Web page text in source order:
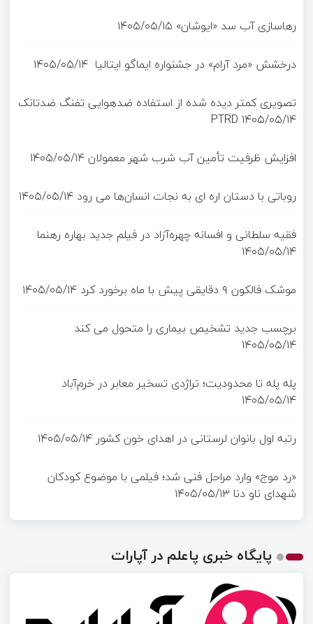
رهاسازی آب سد «ایوشان» ۱۴۰۵/۰۵/۱۵
درخشش «مرد آرام» در جشنواره ایماگو ایتالیا ۱۴۰۵/۰۵/۱۴
تصویری کمتر دیده شده از استفاده ضدهوایی تفنگ ضدتانک
PTRD ۱۴۰۵/۰۵/۱۴
افزایش ظرفیت تأمین آب شرب شهر معمولان۱۴۰۵/۰۵/۱۴
روباتی با دستان اره ای به نجات انسان‌ها می رود ۱۴۰۵/۰۵/۱۴
فقیه سلطانی و افسانه چهره‌آزاد در فیلم جدید بهاره رهنما
۱۴۰۵/۰۵/۱۴
موشک فالکون ۹ دقایقی پیش با ماه برخورد کرد
۱۴۰۵/۰۵/۱۴
برچسب جدید تشخیص بیماری را متحول می کند
۱۴۰۵/۰۵/۱۴
پله پله تا محدودیت؛ تراژدی تسخیر معابر در خرم‌آباد
۱۴۰۵/۰۵/۱۴
رتبه اول بانوان لرستانی در اهدای خون کشور ۱۴۰۵/۰۵/۱۴
«رد موج» وارد مراحل فنی شد؛ فیلمی با موضوع کودکان
شهدای ناو دنا ۱۴۰۵/۰۵/۱۳
پایگاه خبری پاعلم در آپارات